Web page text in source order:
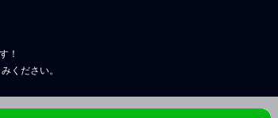
！
ください。